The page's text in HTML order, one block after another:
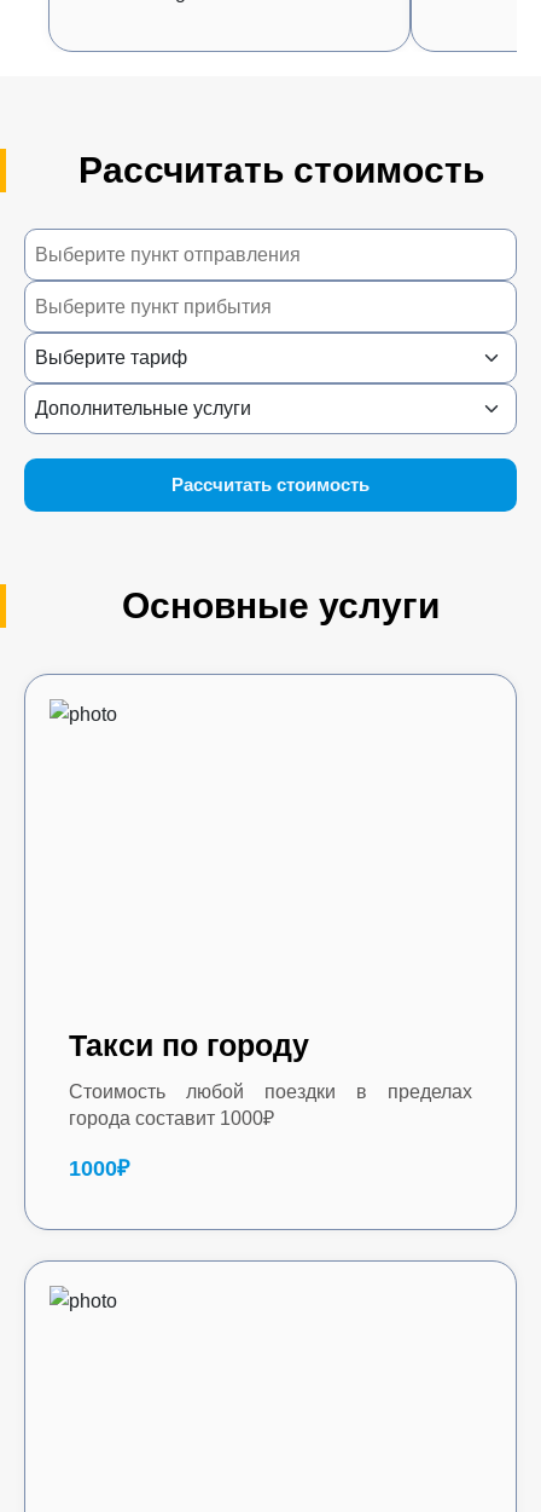
Рассчитать стоимость
Рассчитать стоимость
Основные услуги
Такси по городу
Стоимость любой поездки в пределах
города составит 1000₽
1000₽